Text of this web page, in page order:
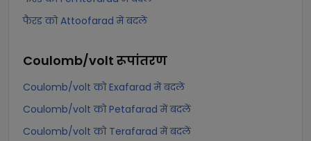
फैरड को Attoofarad में बदलें
Coulomb/volt रूपांतरण
Coulomb/volt को Exafarad में बदलें
Coulomb/volt को Petafarad में बदलें
Coulomb/volt को Terafarad में बदलें